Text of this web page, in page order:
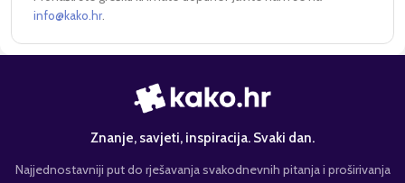
info@kako.hr
Znanje, savjeti, inspiracija. Svaki dan.
Najjednostavniji put do rješavanja svakodnevnih pitanja i proširivanja